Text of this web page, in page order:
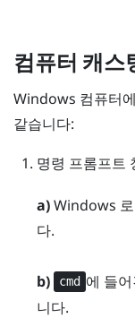
컴퓨터 캐스
Windows 컴퓨터
같습니다:
명령 프롬프트
a) Windows
다.
b) cmd 에 들
니다.